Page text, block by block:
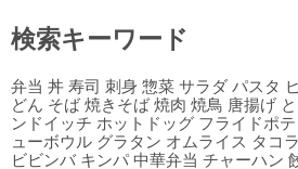
検索キーワード
弁当 丼 寿司 刺身 惣菜 サラダ パスタ
どん そば 焼きそば 焼肉 焼鳥 唐揚げ
ンドイッチ ホットドッグ フライドポ
ューボウル グラタン オムライス タコ
ビビンバ キンパ 中華弁当 チャーハン